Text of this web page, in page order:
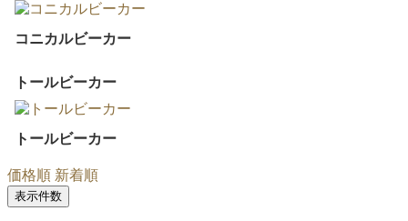
コニカルビーカー
トールビーカー
トールビーカー
価格順 新着順
表示件数